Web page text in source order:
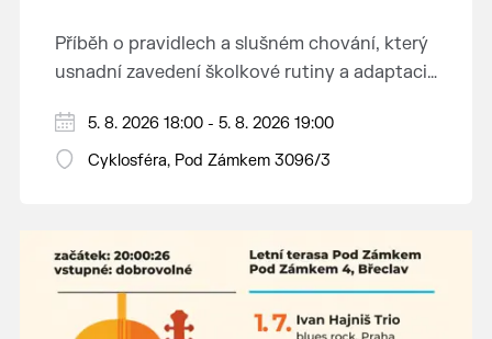
Příběh o pravidlech a slušném chování, který
usnadní zavedení školkové rutiny a adaptaci
Hraje se jen za příznivého počasí.
Vstupné dobrovolné.
5. 8. 2026 18:00 - 5. 8. 2026 19:00
Cyklosféra, Pod Zámkem 3096/3